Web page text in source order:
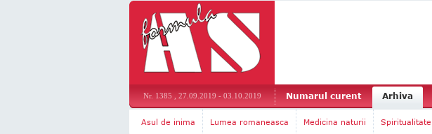
Nr. 1385 , 27.09.2019 - 03.10.2019 Numarul curent Arhiva
Asul de inima Lumea romaneasca Medicina naturii Spiritualitate